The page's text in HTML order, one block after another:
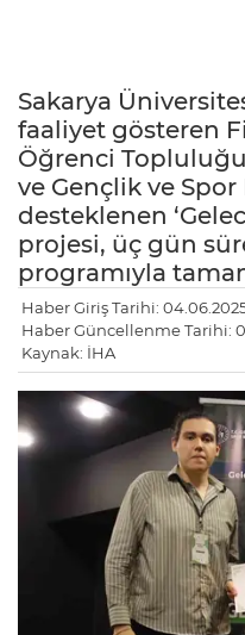
Sakarya
faaliyet gösteren
Öğrenci
ve Gençlik ve Spor
desteklenen
projesi, üç gün
programıyla
Haber Giriş Tarihi: 04.06.2025
Haber Güncellenme Tarihi:
Kaynak: İHA